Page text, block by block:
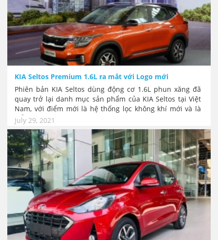
KIA Seltos Premium 1.6L ra mắt với Logo mới
Phiên bản KIA Seltos dùng động cơ 1.6L phun xăng đã
quay trở lại danh mục sản phẩm của KIA Seltos tại Việt
Nam, với điểm mới là hệ thống lọc không khí mới và là
mẫu xe đầu tiên của KIA Việt Nam có logo mới…
July 29, 2021